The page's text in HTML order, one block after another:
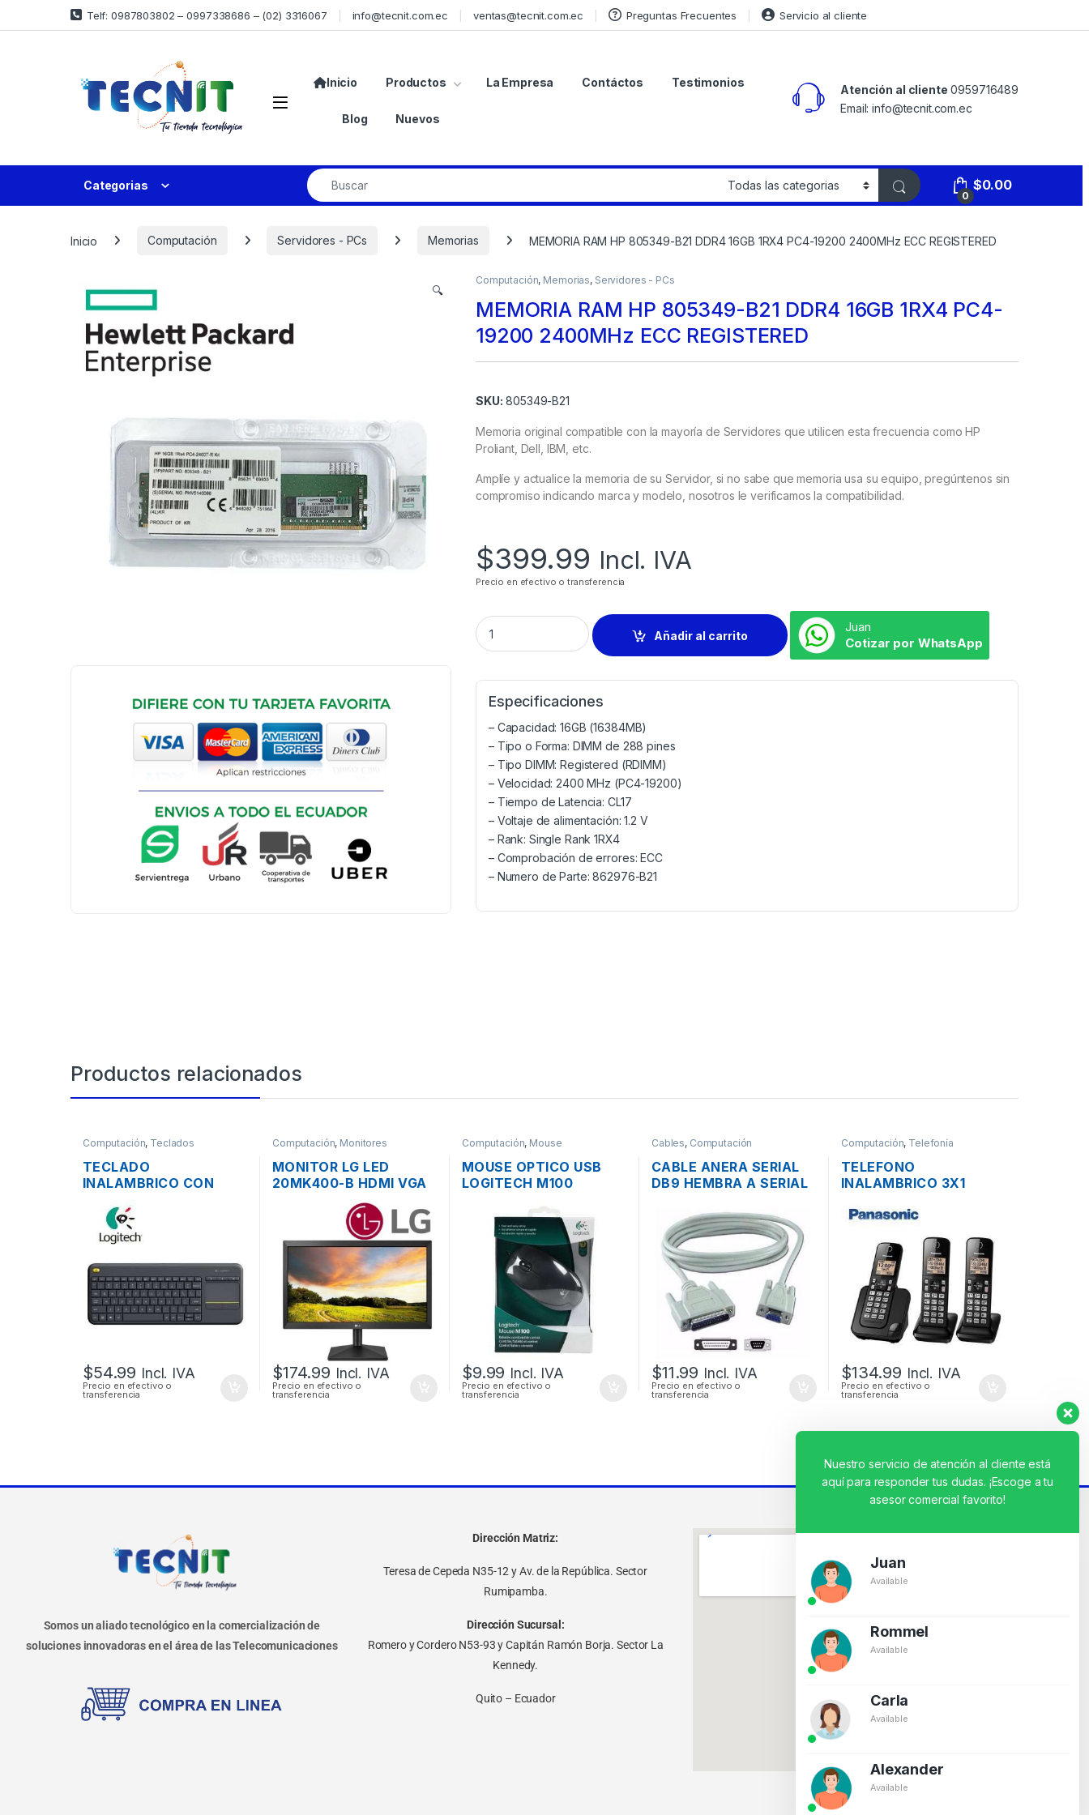
Telf: 0987803802 – 0997338686 – (02) 3316067 info@tecnit.com.ec ventas@tecnit.com.ec Preguntas Frecuentes Servicio al cliente
Inicio Productos La Empresa Contáctos Testimonios
Blog Nuevos
Atención al cliente 0959716489
Email: info@tecnit.com.ec
Categorias
0
$0.00
Inicio Computación Servidores - PCs Memorias MEMORIA RAM HP 805349-B21 DDR4 16GB 1RX4 PC4-19200 2400MHz ECC REGISTERED
🔍
Computación, Memorias, Servidores - PCs
MEMORIA RAM HP 805349-B21 DDR4 16GB 1RX4 PC4-
19200 2400MHz ECC REGISTERED
SKU: 805349-B21
Memoria original compatible con la mayoría de Servidores que utilicen esta frecuencia como HP
Proliant, Dell, IBM, etc.
Amplíe y actualice la memoria de su Servidor, si no sabe que memoria usa su equipo, pregúntenos sin
compromiso indicando marca y modelo, nosotros le verificamos la compatibilidad.
$399.99 Incl. IVA
Precio en efectivo o transferencia
Añadir al carrito
Juan
Cotizar por WhatsApp
Especificaciones
– Capacidad: 16GB (16384MB)
– Tipo o Forma: DIMM de 288 pines
– Tipo DIMM: Registered (RDIMM)
– Velocidad: 2400 MHz (PC4-19200)
– Tiempo de Latencia: CL17
– Voltaje de alimentación: 1.2 V
– Rank: Single Rank 1RX4
– Comprobación de errores: ECC
– Numero de Parte: 862976-B21
Productos relacionados
Computación, Teclados
TECLADO
INALAMBRICO CON
K400 EN ESPAÑOL
COMPACTO EN COLOR
NEGRO MULTIMEDIA
$54.99 Incl. IVA
Precio en efectivo o
transferencia
Computación, Monitores
MONITOR LG LED
20MK400-B HDMI VGA
FLAT PANEL WIDE
SCREEN DE 20”
$174.99 Incl. IVA
Precio en efectivo o
transferencia
Computación, Mouse
MOUSE OPTICO USB
LOGITECH M100
$9.99 Incl. IVA
Precio en efectivo o
transferencia
Cables, Computación
CABLE ANERA SERIAL
DB9 HEMBRA A SERIAL
$11.99 Incl. IVA
Precio en efectivo o
transferencia
Computación, Telefonía
TELEFONO
INALAMBRICO 3X1
DECT 6.0 C-ID 1.9 GHZ
CONTESTADOR
$134.99 Incl. IVA
Precio en efectivo o
transferencia
Somos un aliado tecnológico en la comercialización de
soluciones innovadoras en el área de las Telecomunicaciones
Dirección Matriz:
Teresa de Cepeda N35-12 y Av. de la República. Sector
Rumipamba.
Dirección Sucursal:
Romero y Cordero N53-93 y Capitán Ramón Borja. Sector La
Kennedy.
Quito – Ecuador
Nuestro servicio de atención al cliente está
aquí para responder tus dudas. ¡Escoge a tu
asesor comercial favorito!
Juan
Available
Rommel
Available
Carla
Available
Alexander
Available